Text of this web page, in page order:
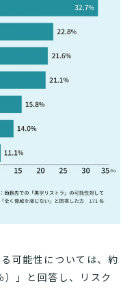
可能性については、約
」と回答し、リスク